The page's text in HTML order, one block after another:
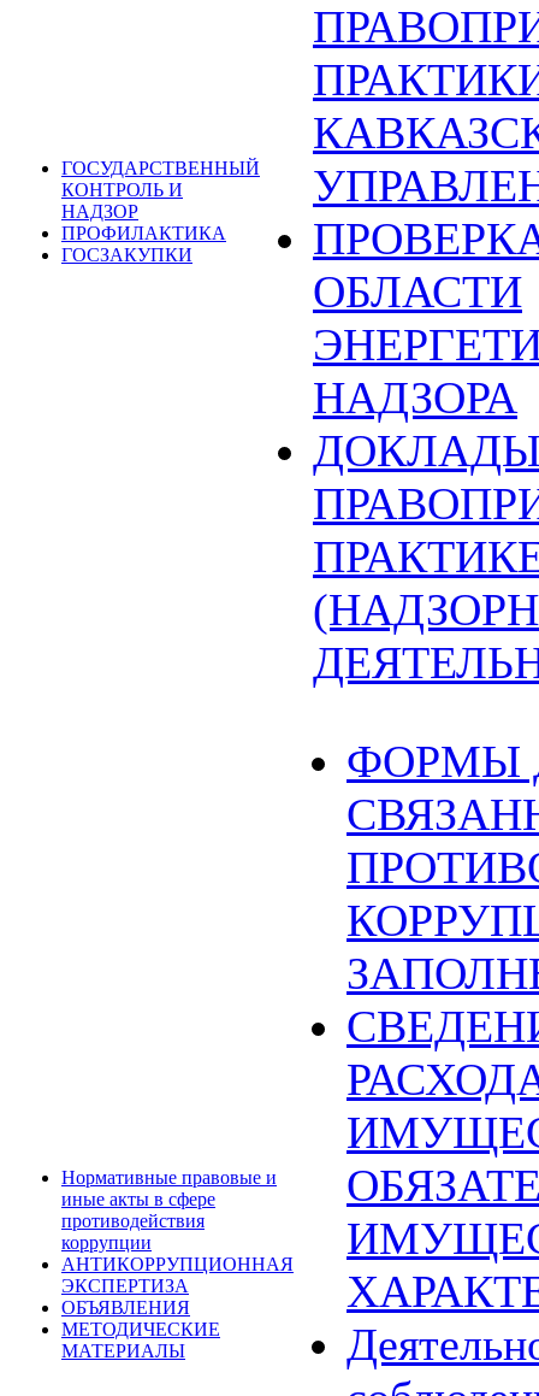
ГОСУДАРСТВЕННЫЙ
КОНТРОЛЬ И
НАДЗОР
ПРОФИЛАКТИКА
ГОСЗАКУПКИ
ОБЛАСТИ
НАДЗОРА
Нормативные правовые и
иные акты в сфере
противодействия
коррупции
АНТИКОРРУПЦИОННАЯ
ЭКСПЕРТИЗА
ОБЪЯВЛЕНИЯ
МЕТОДИЧЕСКИЕ
МАТЕРИАЛЫ
ФОРМЫ